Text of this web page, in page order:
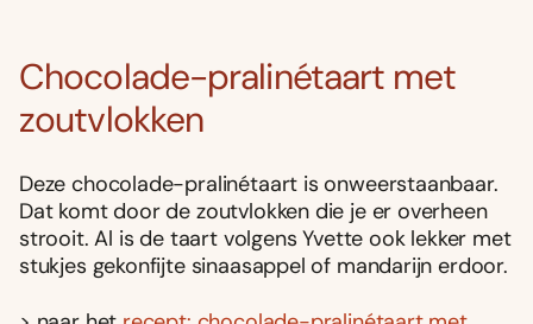
Chocolade-pralinétaart met
zoutvlokken
Deze chocolade-pralinétaart is onweerstaanbaar.
Dat komt door de zoutvlokken die je er overheen
strooit. Al is de taart volgens Yvette ook lekker met
stukjes gekonfijte sinaasappel of mandarijn erdoor.